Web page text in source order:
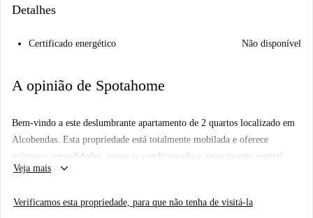
Detalhes
Certificado energético Não disponível
A opinião de Spotahome
Bem-vindo a este deslumbrante apartamento de 2 quartos localizado em
Alcobendas. Esta propriedade está totalmente mobilada e oferece
inúmeras comodidades, como ar condicionado e aquecimento central,
varanda, piscina, estacionamento e uma cozinha totalmente equipada
As contas estão incluídas e o apartamento é verificado pela Spotahome,
Veja mais keyboard_arrow_down
Verificamos esta propriedade, para que não tenha de visitá-la